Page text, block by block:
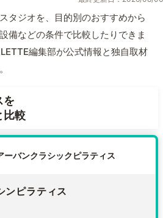
タジオを、目的別のおすすめから
備などの条件で比較したりできま
編集部が公式情報と独自取材
を
比較
ーバンクラシックピラティス
ンピラティス